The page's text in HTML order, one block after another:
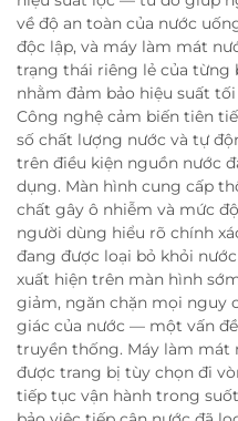
về độ an toàn của nước
độc lập, và máy làm mát
trạng thái riêng lẻ của
nhằm đảm bảo hiệu suất
Công nghệ cảm biến tiên
số chất lượng nước và tự
trên điều kiện nguồn nước
dụng. Màn hình cung cấp
chất gây ô nhiễm và mức
người dùng hiểu rõ chính
đang được loại bỏ khỏi
xuất hiện trên màn hình
giảm, ngăn chặn mọi nguy
giác của nước — một vấn
truyền thống. Máy làm mát
được trang bị tùy chọn đi
tiếp tục vận hành trong